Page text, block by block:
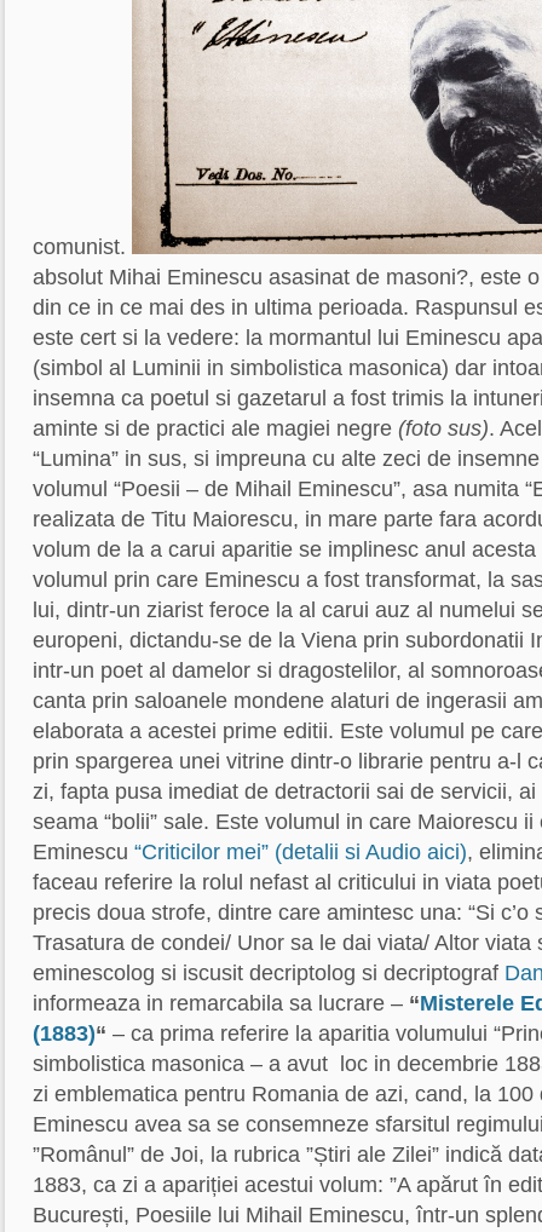
comunist.
absolut Mihai Eminescu asasinat de masoni?, este
din ce in ce mai des in ultima perioada. Raspunsul
este cert si la vedere: la mormantul lui Eminescu
(simbol al Luminii in simbolistica masonica) dar
insemna ca poetul si gazetarul a fost trimis la
aminte si de practici ale magiei negre (foto sus).
“Lumina” in sus, si impreuna cu alte zeci de
volumul “Poesii – de Mihail Eminescu”, asa numita
realizata de Titu Maiorescu, in mare parte fara
volum de la a carui aparitie se implinesc anul
volumul prin care Eminescu a fost transformat, la
lui, dintr-un ziarist feroce la al carui auz al numelui
europeni, dictandu-se de la Viena prin subordonatii
intr-un poet al damelor si dragostelilor, al
canta prin saloanele mondene alaturi de ingerasii
elaborata a acestei prime editii. Este volumul pe
prin spargerea unei vitrine dintr-o librarie pentru a-l
zi, fapta pusa imediat de detractorii sai de servicii,
seama “bolii” sale. Este volumul in care Maiorescu
Eminescu “Criticilor mei” (detalii si Audio aici),
faceau referire la rolul nefast al criticului in viata
precis doua strofe, dintre care amintesc una: “Si c’o
Trasatura de condei/ Unor sa le dai viata/ Altor viata
eminescolog si iscusit decriptolog si decriptograf
informeaza in remarcabila sa lucrare – “Misterele
(1883)“ – ca prima referire la aparitia volumului
simbolistica masonica – a avut loc in decembrie
zi emblematica pentru Romania de azi, cand, la
Eminescu avea sa se consemneze sfarsitul
”Românul” de Joi, la rubrica ”Știri ale Zilei” indică
1883, ca zi a apariției acestui volum: ”A apărut în
București, Poesiile lui Mihail Eminescu, într-un